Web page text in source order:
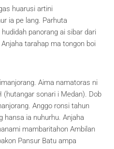
huarusi artini
ia pe lang. Parhuta
panorang ai sibar dari
tarahap ma tongon boi
Aima namatoras ni
(hutangar sonari i Medan). Dob
Anggo ronsi tahun
hansa ia nuhurhu. Anjaha
mambaritahon Ambilan
Pansur Batu ampa